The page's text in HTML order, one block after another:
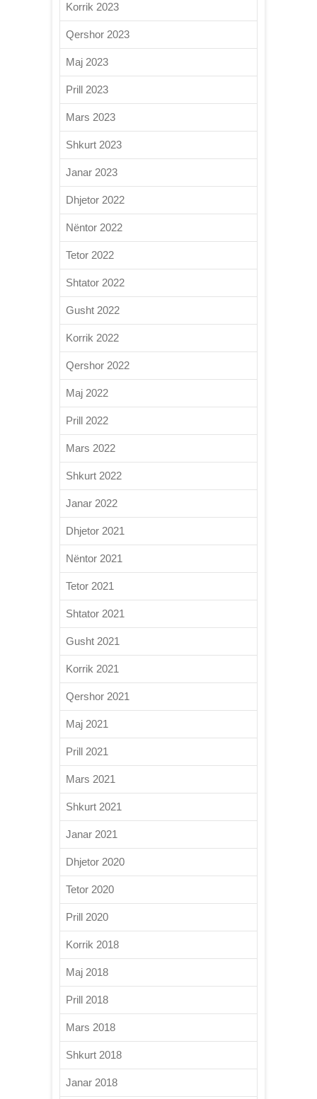
Korrik 2023
Qershor 2023
Maj 2023
Prill 2023
Mars 2023
Shkurt 2023
Janar 2023
Dhjetor 2022
Nëntor 2022
Tetor 2022
Shtator 2022
Gusht 2022
Korrik 2022
Qershor 2022
Maj 2022
Prill 2022
Mars 2022
Shkurt 2022
Janar 2022
Dhjetor 2021
Nëntor 2021
Tetor 2021
Shtator 2021
Gusht 2021
Korrik 2021
Qershor 2021
Maj 2021
Prill 2021
Mars 2021
Shkurt 2021
Janar 2021
Dhjetor 2020
Tetor 2020
Prill 2020
Korrik 2018
Maj 2018
Prill 2018
Mars 2018
Shkurt 2018
Janar 2018